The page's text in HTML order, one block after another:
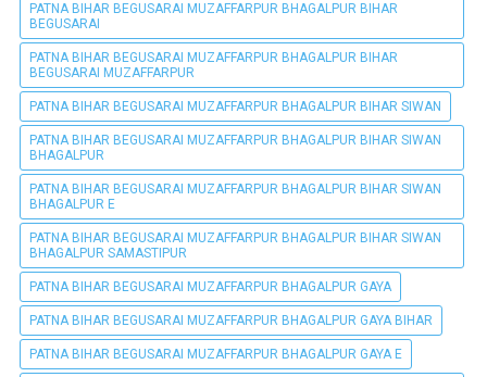
PATNA BIHAR BEGUSARAI MUZAFFARPUR BHAGALPUR BIHAR
BEGUSARAI
PATNA BIHAR BEGUSARAI MUZAFFARPUR BHAGALPUR BIHAR
BEGUSARAI MUZAFFARPUR
PATNA BIHAR BEGUSARAI MUZAFFARPUR BHAGALPUR BIHAR SIWAN
PATNA BIHAR BEGUSARAI MUZAFFARPUR BHAGALPUR BIHAR SIWAN
BHAGALPUR
PATNA BIHAR BEGUSARAI MUZAFFARPUR BHAGALPUR BIHAR SIWAN
BHAGALPUR E
PATNA BIHAR BEGUSARAI MUZAFFARPUR BHAGALPUR BIHAR SIWAN
BHAGALPUR SAMASTIPUR
PATNA BIHAR BEGUSARAI MUZAFFARPUR BHAGALPUR GAYA
PATNA BIHAR BEGUSARAI MUZAFFARPUR BHAGALPUR GAYA BIHAR
PATNA BIHAR BEGUSARAI MUZAFFARPUR BHAGALPUR GAYA E